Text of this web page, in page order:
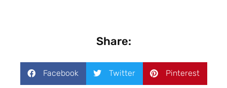
Share:
Facebook Twitter Pinterest